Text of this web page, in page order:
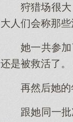
狩猎场很
大人们会称那些
她一共参
还是被救活了。
再然后她
跟她同一